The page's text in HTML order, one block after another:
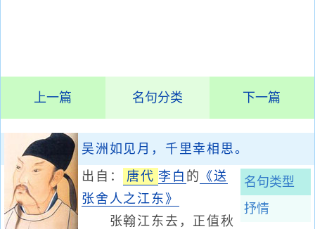
上一篇 名句分类 下一篇
吴洲如见月，千里幸相思。
名句类型
抒情
出自： 唐代 李白 的 《送
张舍人之江东》
张翰江东去，正值秋